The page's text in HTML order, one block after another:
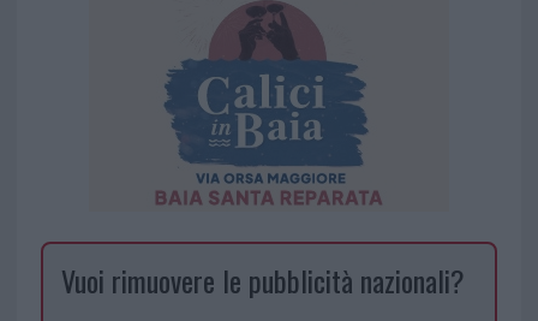
Vuoi rimuovere le pubblicità nazionali?